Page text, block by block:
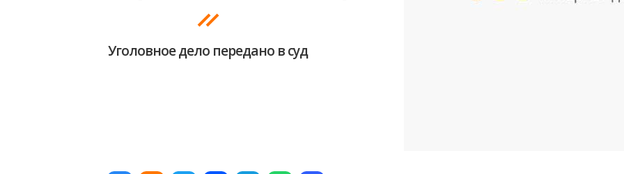
Уголовное дело передано в суд